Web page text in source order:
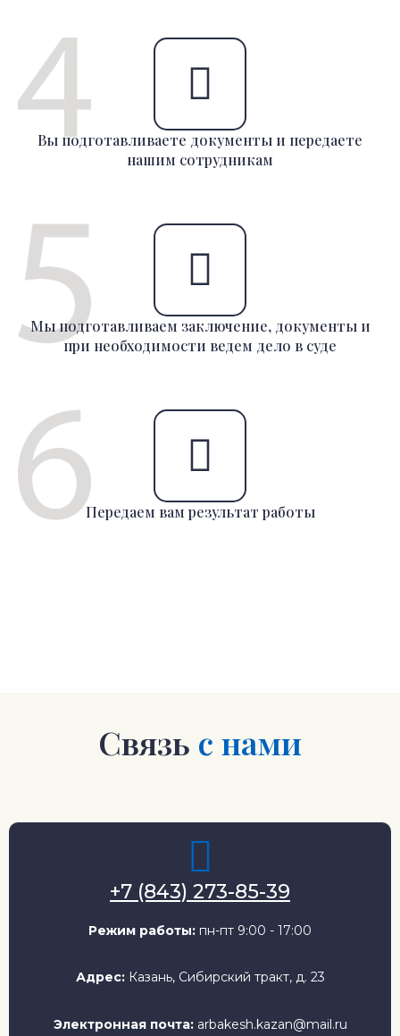
Вы подготавливаете документы и передаете
нашим сотрудникам
Мы подготавливаем заключение, документы и
при необходимости ведем дело в суде
Передаем вам результат работы
Связь с нами
+7 (843) 273-85-39
Режим работы: пн-пт 9:00 - 17:00
Адрес: Казань, Сибирский тракт, д. 23
Электронная почта: arbakesh.kazan@mail.ru